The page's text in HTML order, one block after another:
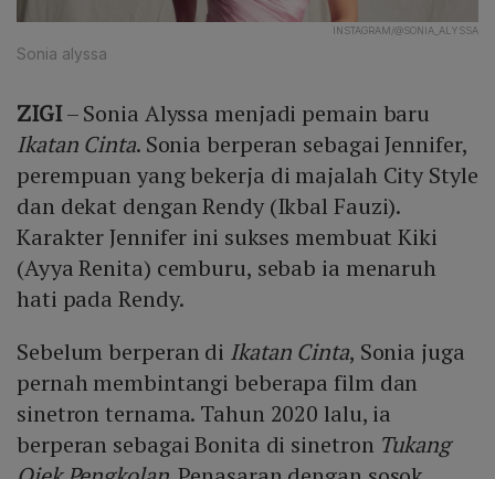
INSTAGRAM/@SONIA_ALYSSA
Sonia alyssa
ZIGI– Sonia Alyssa menjadi pemain baru
Ikatan Cinta. Sonia berperan sebagai Jennifer,
perempuan yang bekerja di majalah City Style
dan dekat dengan Rendy (Ikbal Fauzi).
Karakter Jennifer ini sukses membuat Kiki
(Ayya Renita) cemburu, sebab ia menaruh
hati pada Rendy.
Sebelum berperan di Ikatan Cinta, Sonia juga
pernah membintangi beberapa film dan
sinetron ternama. Tahun 2020 lalu, ia
berperan sebagai Bonita di sinetron Tukang